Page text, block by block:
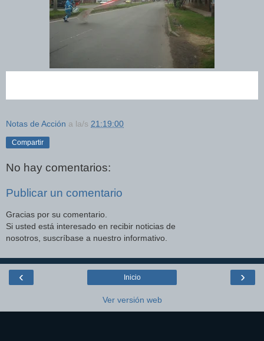
Notas de Acción a la/s 21:19:00
Compartir
No hay comentarios:
Publicar un comentario
Gracias por su comentario.
Si usted está interesado en recibir noticias de
nosotros, suscríbase a nuestro informativo.
‹ ›
Inicio
Ver versión web